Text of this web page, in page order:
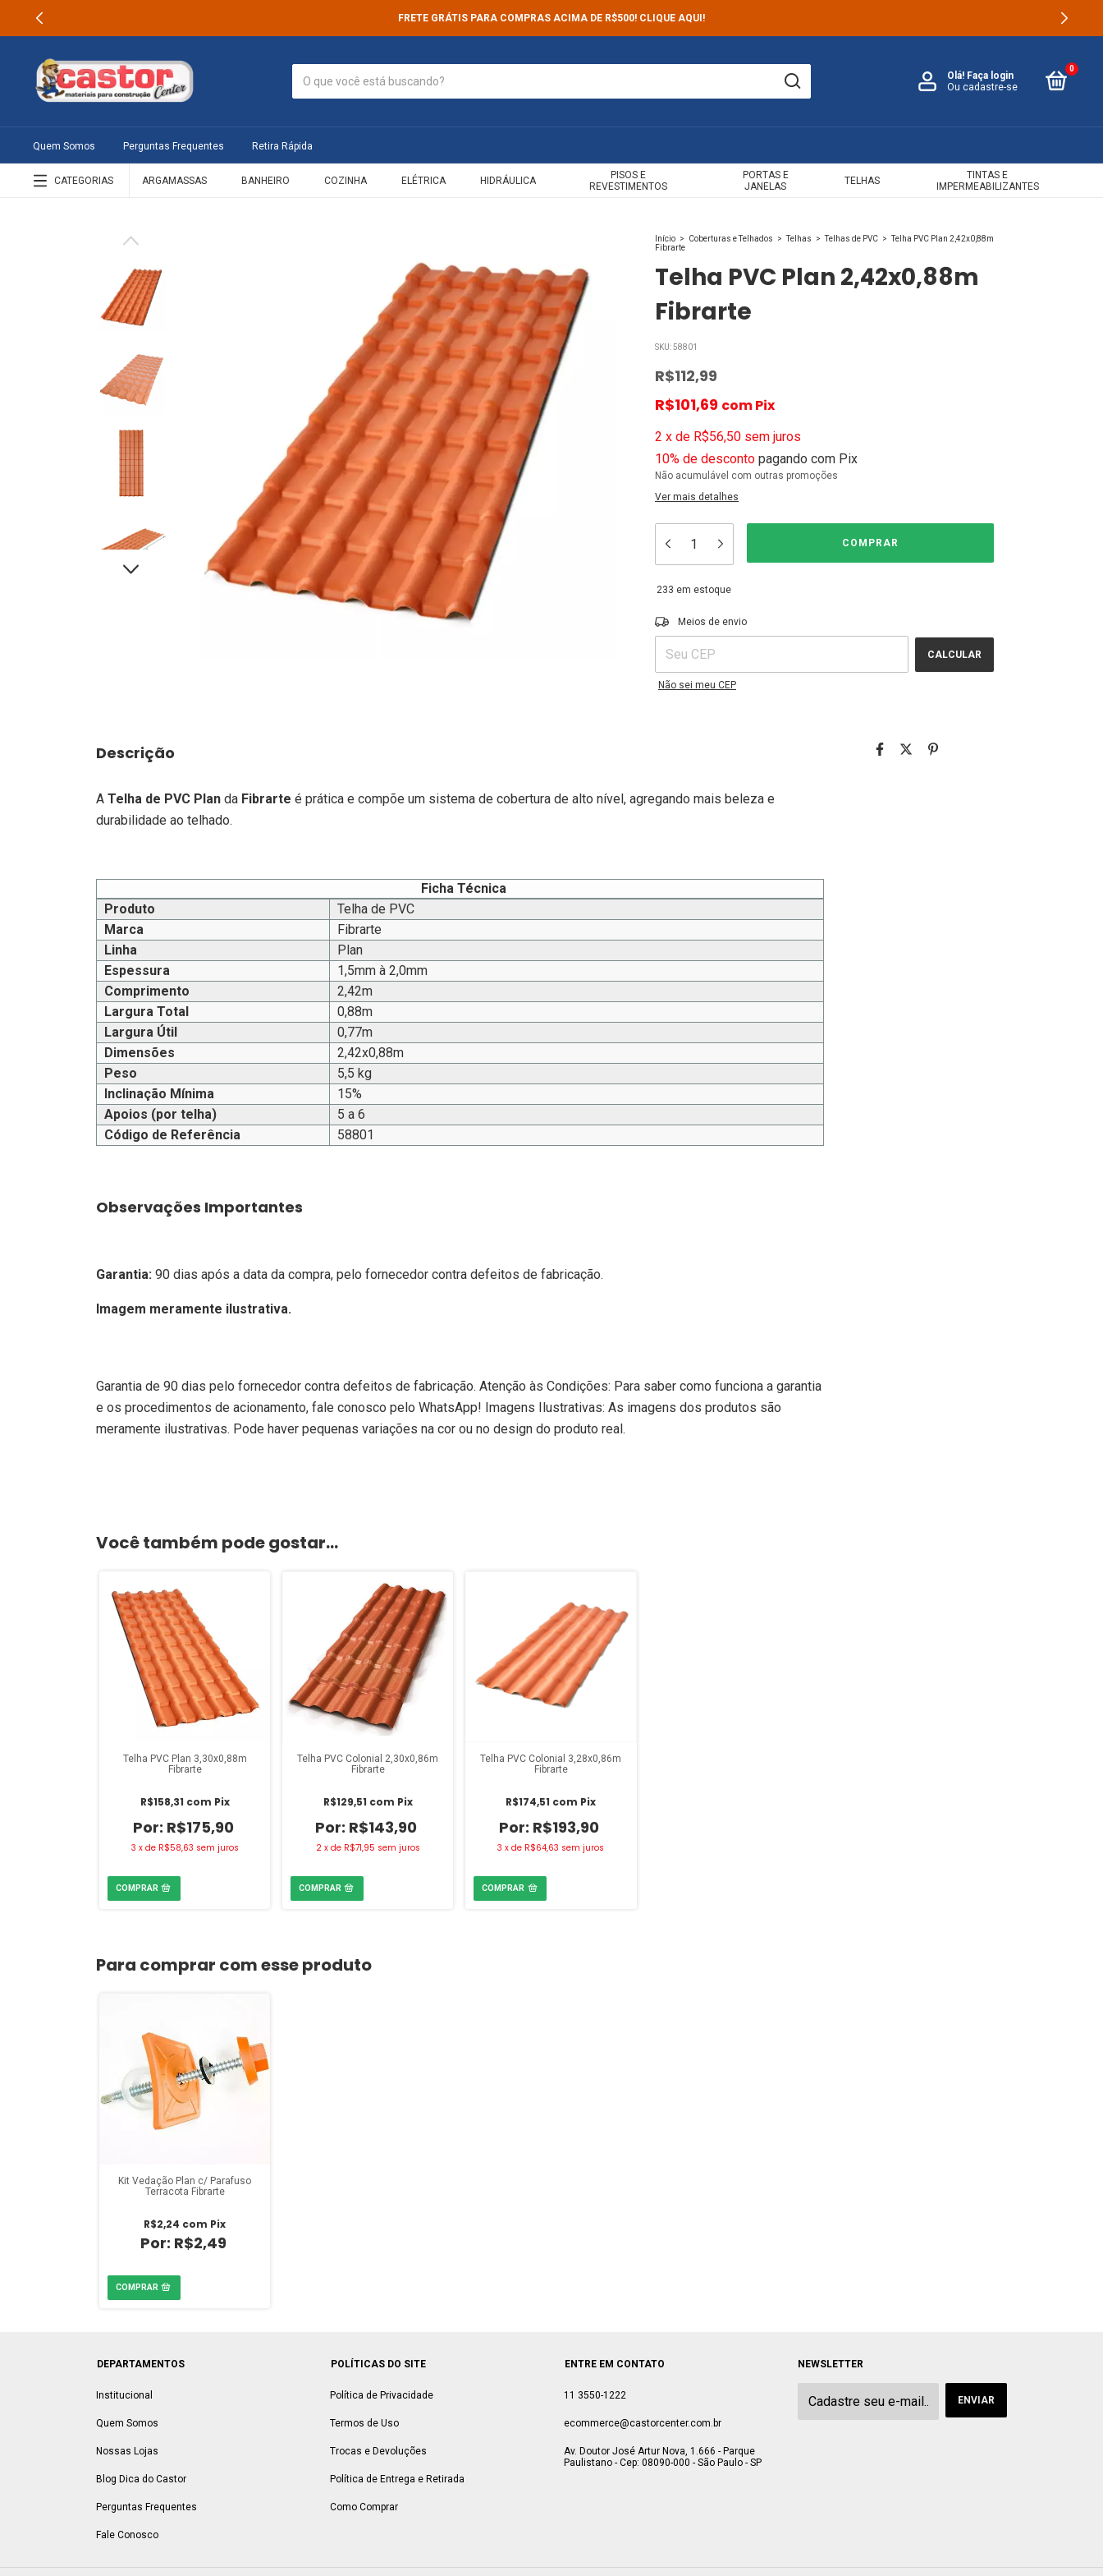
FRETE GRÁTIS PARA COMPRAS ACIMA DE R$500! CLIQUE AQUI!
Olá! Faça login
Ou cadastre-se
0
Quem Somos Perguntas Frequentes Retira Rápida
CATEGORIAS ARGAMASSAS BANHEIRO COZINHA ELÉTRICA HIDRÁULICA
PISOS E
REVESTIMENTOS
PORTAS E
JANELAS
TELHAS
TINTAS E
IMPERMEABILIZANTES
Início > Coberturas e Telhados > Telhas > Telhas de PVC > Telha PVC Plan 2,42x0,88m
Fibrarte
Telha PVC Plan 2,42x0,88m
Fibrarte
SKU:58801
R$112,99
R$101,69 comPix
2 x de R$56,50 sem juros
10% de desconto pagando com Pix
Não acumulável com outras promoções
Ver mais detalhes
233 em estoque
Entregas para o CEP:
Meios de envio
CALCULAR
Não sei meu CEP
Descrição
A Telha de PVC Plan da Fibrarte é prática e compõe um sistema de cobertura de alto nível, agregando mais beleza e
durabilidade ao telhado.
Ficha Técnica
Produto
Telha de PVC
Marca
Fibrarte
Linha
Plan
Espessura
1,5mm à 2,0mm
Comprimento
2,42m
Largura Total
0,88m
Largura Útil
0,77m
Dimensões
2,42x0,88m
Peso
5,5 kg
Inclinação Mínima
15%
Apoios (por telha)
5 a 6
Código de Referência
58801
Observações Importantes
Garantia: 90 dias após a data da compra, pelo fornecedor contra defeitos de fabricação.
Imagem meramente ilustrativa.
Garantia de 90 dias pelo fornecedor contra defeitos de fabricação. Atenção às Condições: Para saber como funciona a garantia
e os procedimentos de acionamento, fale conosco pelo WhatsApp! Imagens Ilustrativas: As imagens dos produtos são
meramente ilustrativas. Pode haver pequenas variações na cor ou no design do produto real.
Você também pode gostar...
Telha PVC Plan 3,30x0,88m
Fibrarte
R$175,90
R$158,31 com Pix
3 x de R$58,63 sem juros
Telha PVC Colonial 2,30x0,86m
Fibrarte
R$143,90
R$129,51 com Pix
2 x de R$71,95 sem juros
Telha PVC Colonial 3,28x0,86m
Fibrarte
R$193,90
R$174,51 com Pix
3 xde R$64,63 sem juros
Para comprar com esse produto
Kit Vedação Plan c/ Parafuso
Terracota Fibrarte
R$2,49
R$2,24 com Pix
DEPARTAMENTOS
Institucional
Quem Somos
Nossas Lojas
Blog Dica do Castor
Perguntas Frequentes
Fale Conosco
POLÍTICAS DO SITE
Política de Privacidade
Termos de Uso
Trocas e Devoluções
Política de Entrega e Retirada
Como Comprar
ENTRE EM CONTATO
11 3550-1222
ecommerce@castorcenter.com.br
Av. Doutor José Artur Nova, 1.666 - Parque
Paulistano - Cep: 08090-000 - São Paulo - SP
NEWSLETTER